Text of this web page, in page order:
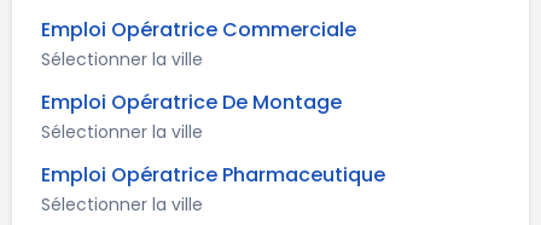
Emploi Opératrice Commerciale
Sélectionner la ville
Emploi Opératrice De Montage
Sélectionner la ville
Emploi Opératrice Pharmaceutique
Sélectionner la ville